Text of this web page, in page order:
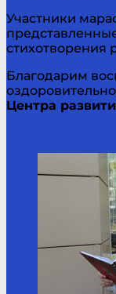
Участники
стихотворения
Благодарим
Центра